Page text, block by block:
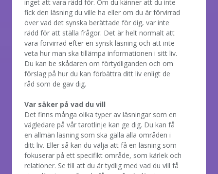
inget att vara rädd för. Om du känner att du inte
fick den läsning du ville ha eller om du är förvirrad
över vad det synska berättade för dig, var inte
rädd för att ställa frågor. Det är helt normalt att
vara förvirrad efter en synsk läsning och att inte
veta hur man ska tillämpa informationen i sitt liv.
Du kan be skådaren om förtydliganden och om
förslag på hur du kan förbättra ditt liv enligt de
råd som de gav dig.
Var säker på vad du vill
Det finns många olika typer av läsningar som en
vägledare på vår tarotlinje kan ge dig. Du kan få
en allmän läsning som ska gälla alla områden i
ditt liv. Eller så kan du välja att få en läsning som
fokuserar på ett specifikt område, som kärlek och
relationer. Se till att du är tydlig med vad du vill få